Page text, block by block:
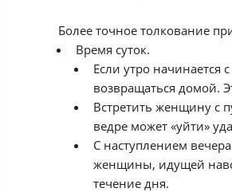
Более точное толкование
Время суток.
Если утро начинается
возвращаться домой.
Встретить женщину с
ведре может «уйти»
С наступлением
женщины, идущей
течение дня.